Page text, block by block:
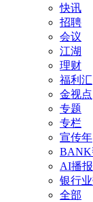
快讯
招聘
会议
江湖
理财
福利汇
金视点
专题
专栏
宣传年
BANK
AI播报
银行
全部